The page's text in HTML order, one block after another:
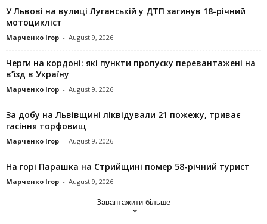
У Львові на вулиці Луганській у ДТП загинув 18-річний
мотоцикліст
Марченко Ігор - August 9, 2026
Черги на кордоні: які пункти пропуску перевантажені на
в’їзд в Україну
Марченко Ігор - August 9, 2026
За добу на Львівщині ліквідували 21 пожежу, триває
гасіння торфовищ
Марченко Ігор - August 9, 2026
На горі Парашка на Стрийщині помер 58-річний турист
Марченко Ігор - August 9, 2026
Завантажити більше